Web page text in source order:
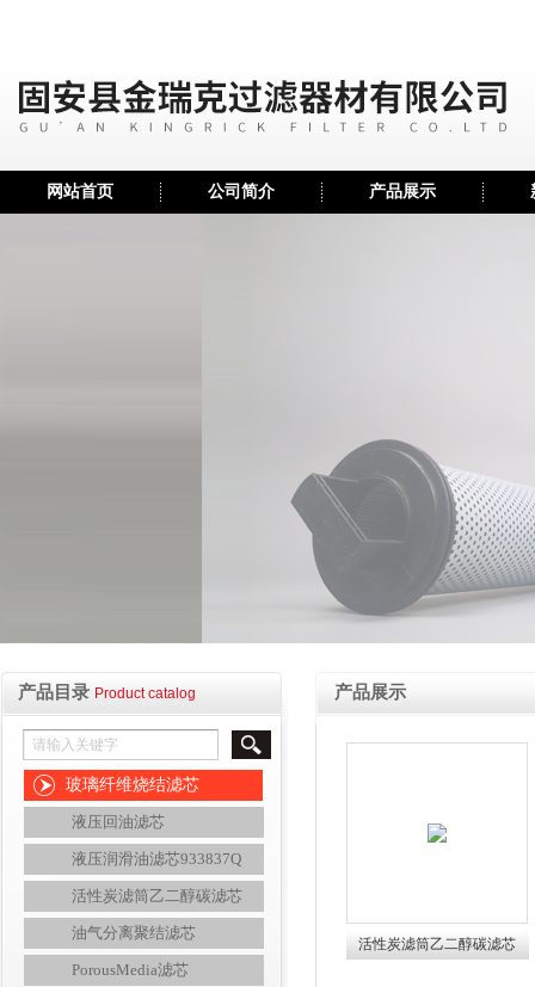
网站首页 公司简介 产品展示
产品目录 Product catalog
玻璃纤维烧结滤芯
液压回油滤芯
液压润滑油滤芯933837Q
活性炭滤筒乙二醇碳滤芯
油气分离聚结滤芯
PorousMedia滤芯
产品展示
活性炭滤筒乙二醇碳滤芯